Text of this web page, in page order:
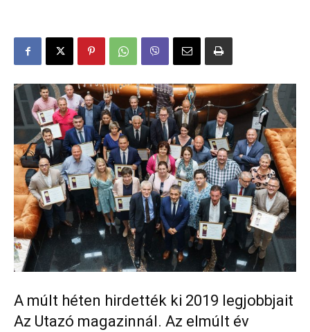
A múlt héten hirdették ki 2019 legjobbjait
Az Utazó magazinnál. Az elmúlt év